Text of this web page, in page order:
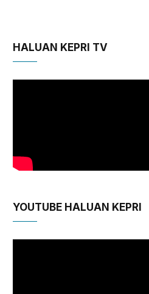
HALUAN KEPRI TV
YOUTUBE HALUAN KEPRI